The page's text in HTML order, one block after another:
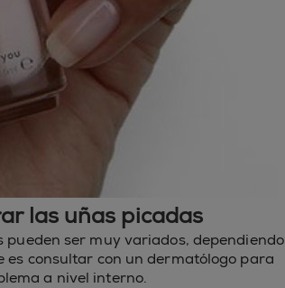
las uñas picadas
ser muy variados, dependiendo
es consultar con un dermatólogo para
a nivel interno.